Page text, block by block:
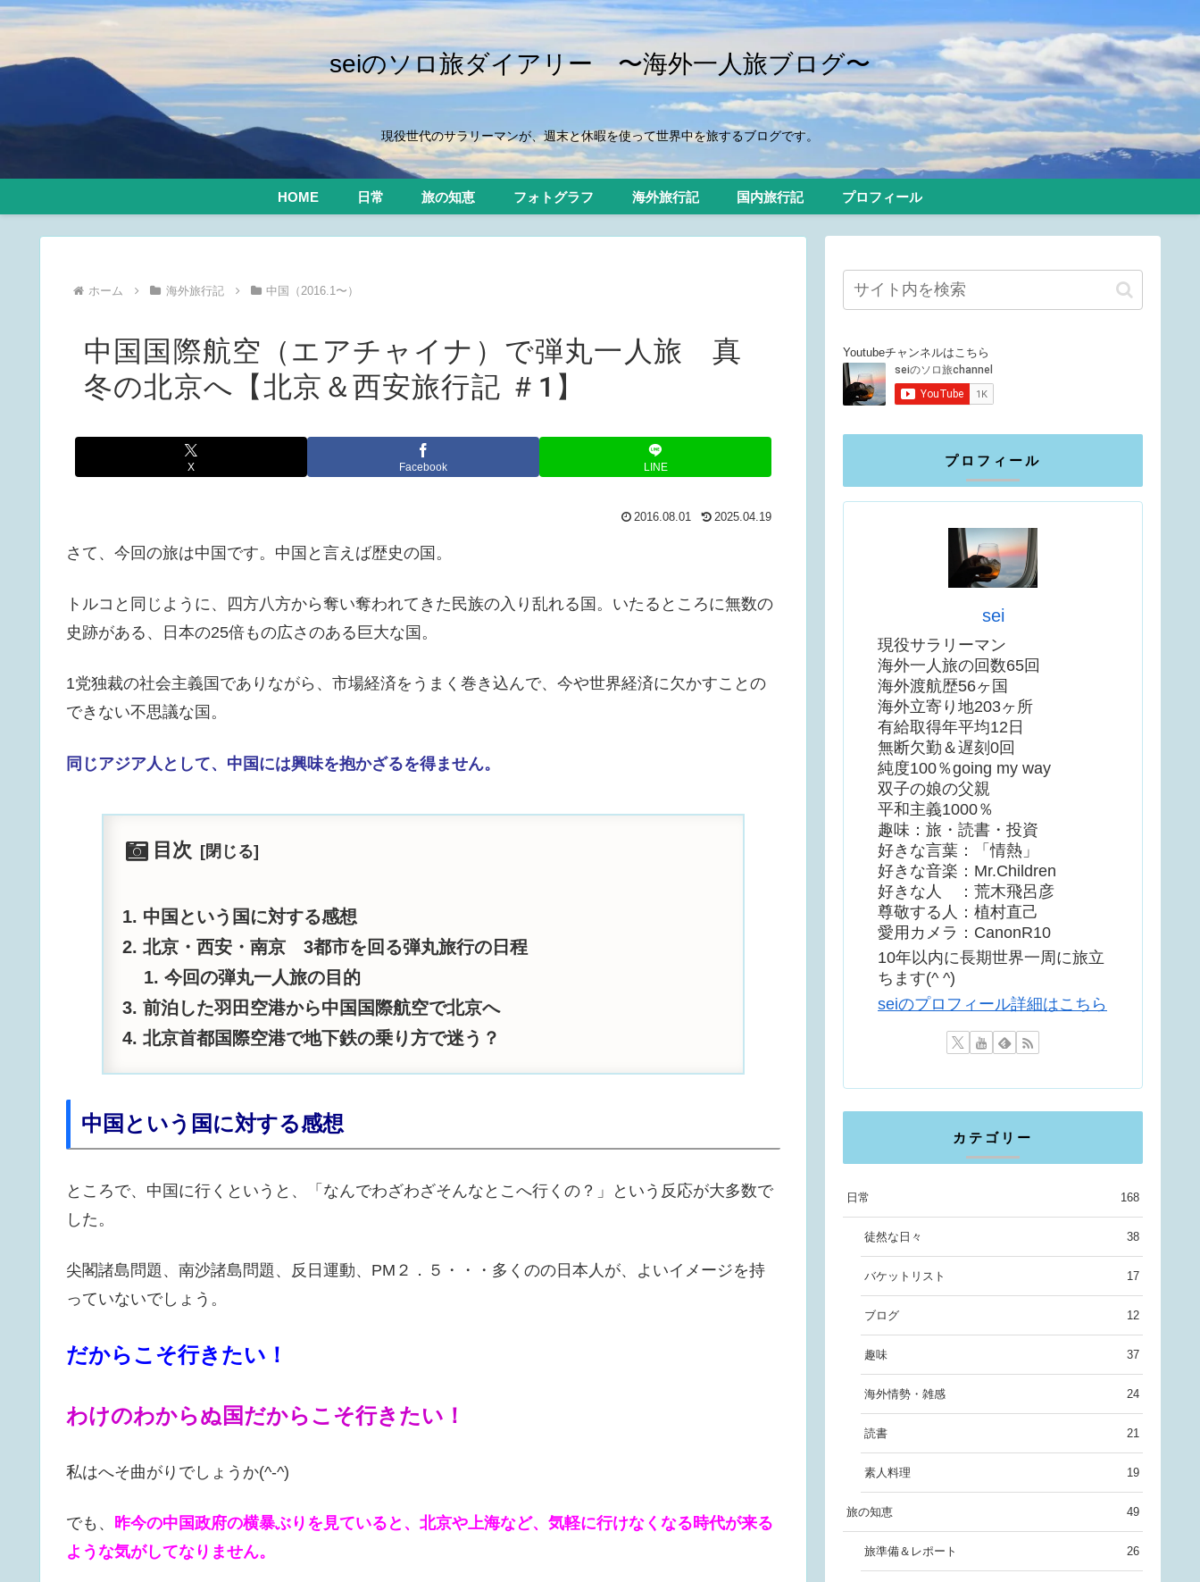
seiのソロ旅ダイアリー 〜海外一人旅ブログ〜
現役世代のサラリーマンが、週末と休暇を使って世界中を旅するブログです。
HOME 日常 旅の知恵 フォトグラフ 海外旅行記 国内旅行記 プロフィール
ホーム 海外旅行記 中国（2016.1〜）
中国国際航空（エアチャイナ）で弾丸一人旅 真
冬の北京へ【北京＆西安旅行記 ＃1】
X Facebook LINE
2016.08.01 2025.04.19
さて、今回の旅は中国です。中国と言えば歴史の国。
トルコと同じように、四方八方から奪い奪われてきた民族の入り乱れる国。いたるところに無数の
史跡がある、日本の25倍もの広さのある巨大な国。
1党独裁の社会主義国でありながら、市場経済をうまく巻き込んで、今や世界経済に欠かすことの
できない不思議な国。
同じアジア人として、中国には興味を抱かざるを得ません。
目次
中国という国に対する感想
北京・西安・南京 3都市を回る弾丸旅行の日程
今回の弾丸一人旅の目的
前泊した羽田空港から中国国際航空で北京へ
北京首都国際空港で地下鉄の乗り方で迷う？
中国という国に対する感想
ところで、中国に行くというと、「なんでわざわざそんなとこへ行くの？」という反応が大多数で
した。
尖閣諸島問題、南沙諸島問題、反日運動、PM２．５・・・多くのの日本人が、よいイメージを持
っていないでしょう。
だからこそ行きたい！
わけのわからぬ国だからこそ行きたい！
私はへそ曲がりでしょうか(^-^)
でも、
昨今の中国政府の横暴ぶりを見ていると、北京や上海など、気軽に行けなくなる時代が来る
ような気がしてなりません。
Youtubeチャンネルはこちら
プロフィール
sei
現役サラリーマン
海外一人旅の回数65回
海外渡航歴56ヶ国
海外立寄り地203ヶ所
有給取得年平均12日
無断欠勤＆遅刻0回
純度100％going my way
双子の娘の父親
平和主義1000％
趣味：旅・読書・投資
好きな言葉：「情熱」
好きな音楽：Mr.Children
好きな人 ：荒木飛呂彦
尊敬する人：植村直己
愛用カメラ：CanonR10
10年以内に長期世界一周に旅立
ちます(^ ^)
seiのプロフィール詳細はこちら
カテゴリー
日常 168
徒然な日々 38
バケットリスト 17
ブログ 12
趣味 37
海外情勢・雑感 24
読書 21
素人料理 19
旅の知恵 49
旅準備＆レポート 26